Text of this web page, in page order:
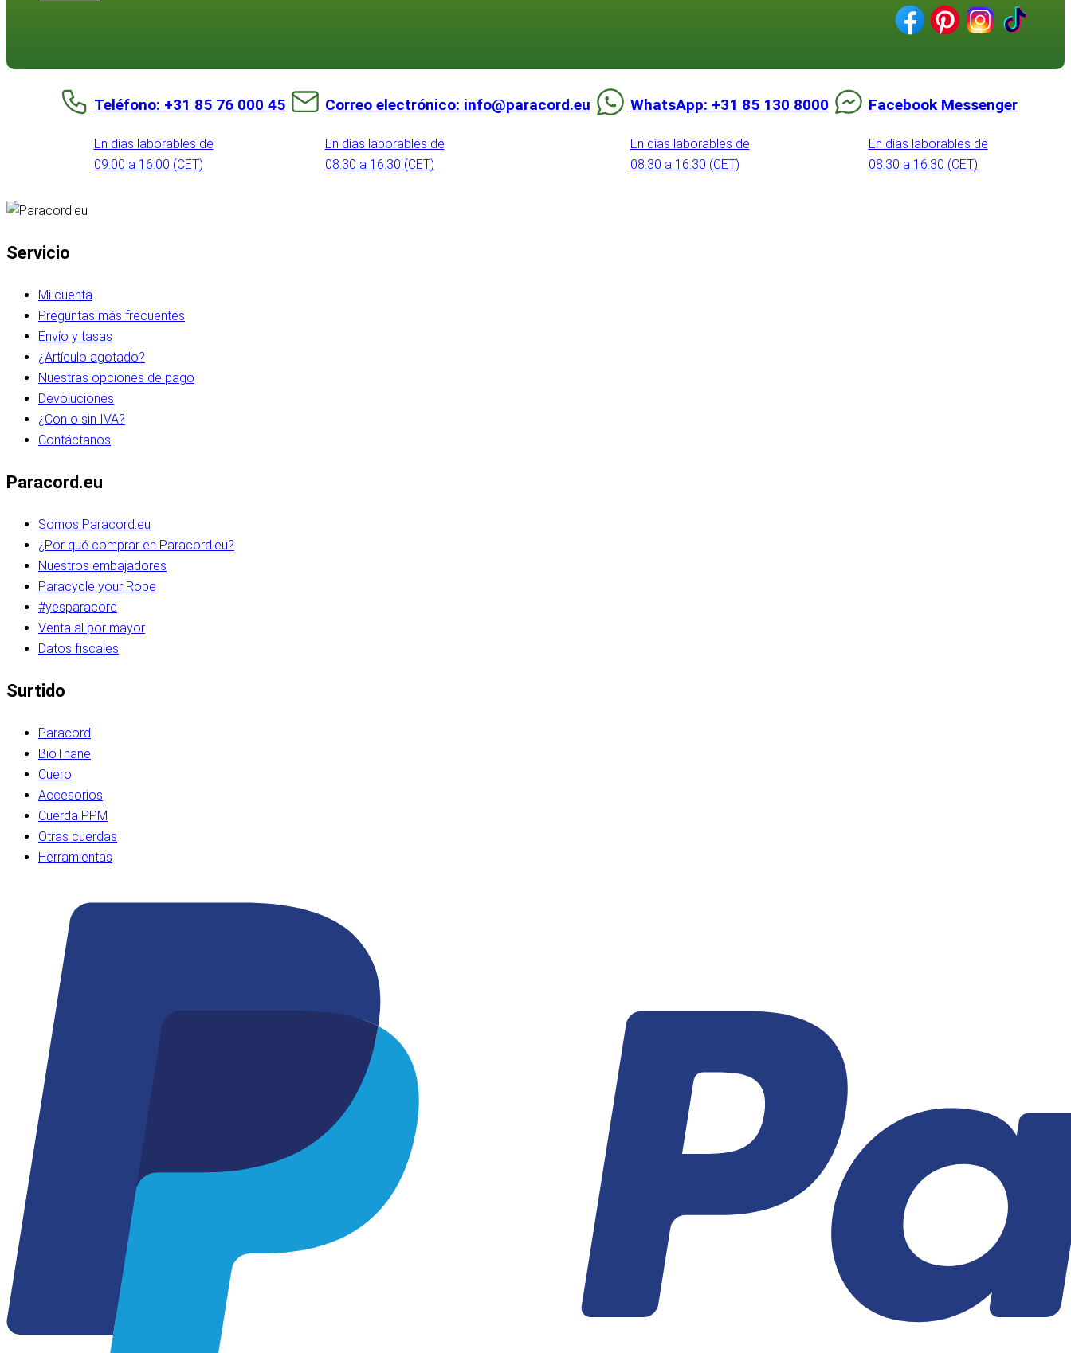
Teléfono: +31 85 76 000 45
En días laborables de
09:00 a 16:00 (CET)
Correo electrónico: info@paracord.eu
En días laborables de
08:30 a 16:30 (CET)
WhatsApp: +31 85 130 8000
En días laborables de
08:30 a 16:30 (CET)
Facebook Messenger
En días laborables de
08:30 a 16:30 (CET)
Servicio
Mi cuenta
Preguntas más frecuentes
Envío y tasas
¿Artículo agotado?
Nuestras opciones de pago
Devoluciones
¿Con o sin IVA?
Contáctanos
Paracord.eu
Somos Paracord.eu
¿Por qué comprar en Paracord.eu?
Nuestros embajadores
Paracycle your Rope
#yesparacord
Venta al por mayor
Datos fiscales
Surtido
Paracord
BioThane
Cuero
Accesorios
Cuerda PPM
Otras cuerdas
Herramientas